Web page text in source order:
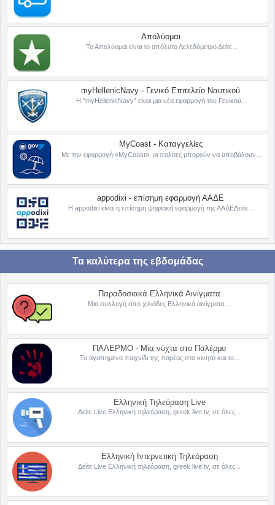
Απολύομαι
Το Απολύομαι είναι το απόλυτο Λελεδόμετρο Δείτε...
myHellenicNavy - Γενικό Επιτελείο Ναυτικού
Η “myHellenicNavy” είναι μια νέα εφαρμογή του Γενικού...
MyCoast - Καταγγελίες
Με την εφαρμογή «MyCoast», οι πολίτες μπορούν να υποβάλουν...
appodixi - επίσημη εφαρμογή ΑΑΔΕ
Η appodixi είναι η επίσημη ψηφιακή εφαρμογή της ΑΑΔΕΔείτε...
Τα καλύτερα της εβδομάδας
Παραδοσιακά Ελληνικά Αινίγματα
Μια συλλογή από χιλιάδες Ελληνικά αινίγματα ...
ΠΑΛΕΡΜΟ - Μια νύχτα στο Παλέρμο
Το αγαπημένο παιχνίδι της παρέας στο κινητό και το...
Ελληνική Τηλεόραση Live
Δείτε Live Ελληνική τηλεόραση, greek live tv, σε όλες...
Ελληνική Ιντερνετική Τηλεόραση
Δείτε Live Ελληνική τηλεόραση, greek live tv, σε όλες...